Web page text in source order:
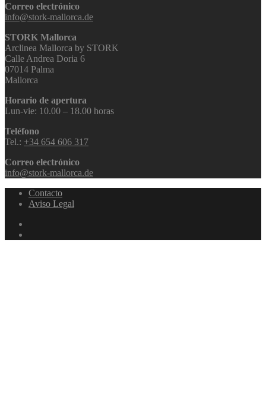
Correo electrónico
info@stork-mallorca.de
STORK Mallorca
Arclinea Mallorca by STORK
Calle Andrea Doria 6
07014 Palma
Mallorca
Horario de apertura
Lun-vie: 10.00 – 18.00 horas
Teléfono
Tel.: +34 654 606 317
Correo electrónico
info@stork-mallorca.de
Contacto
Aviso Legal